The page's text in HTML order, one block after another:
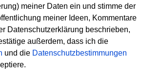
meiner Daten ein und stimme der
meiner Ideen, Kommentare
Datenschutzerklärung beschrieben,
außerdem, dass ich die
und die Datenschutzbestimmungen